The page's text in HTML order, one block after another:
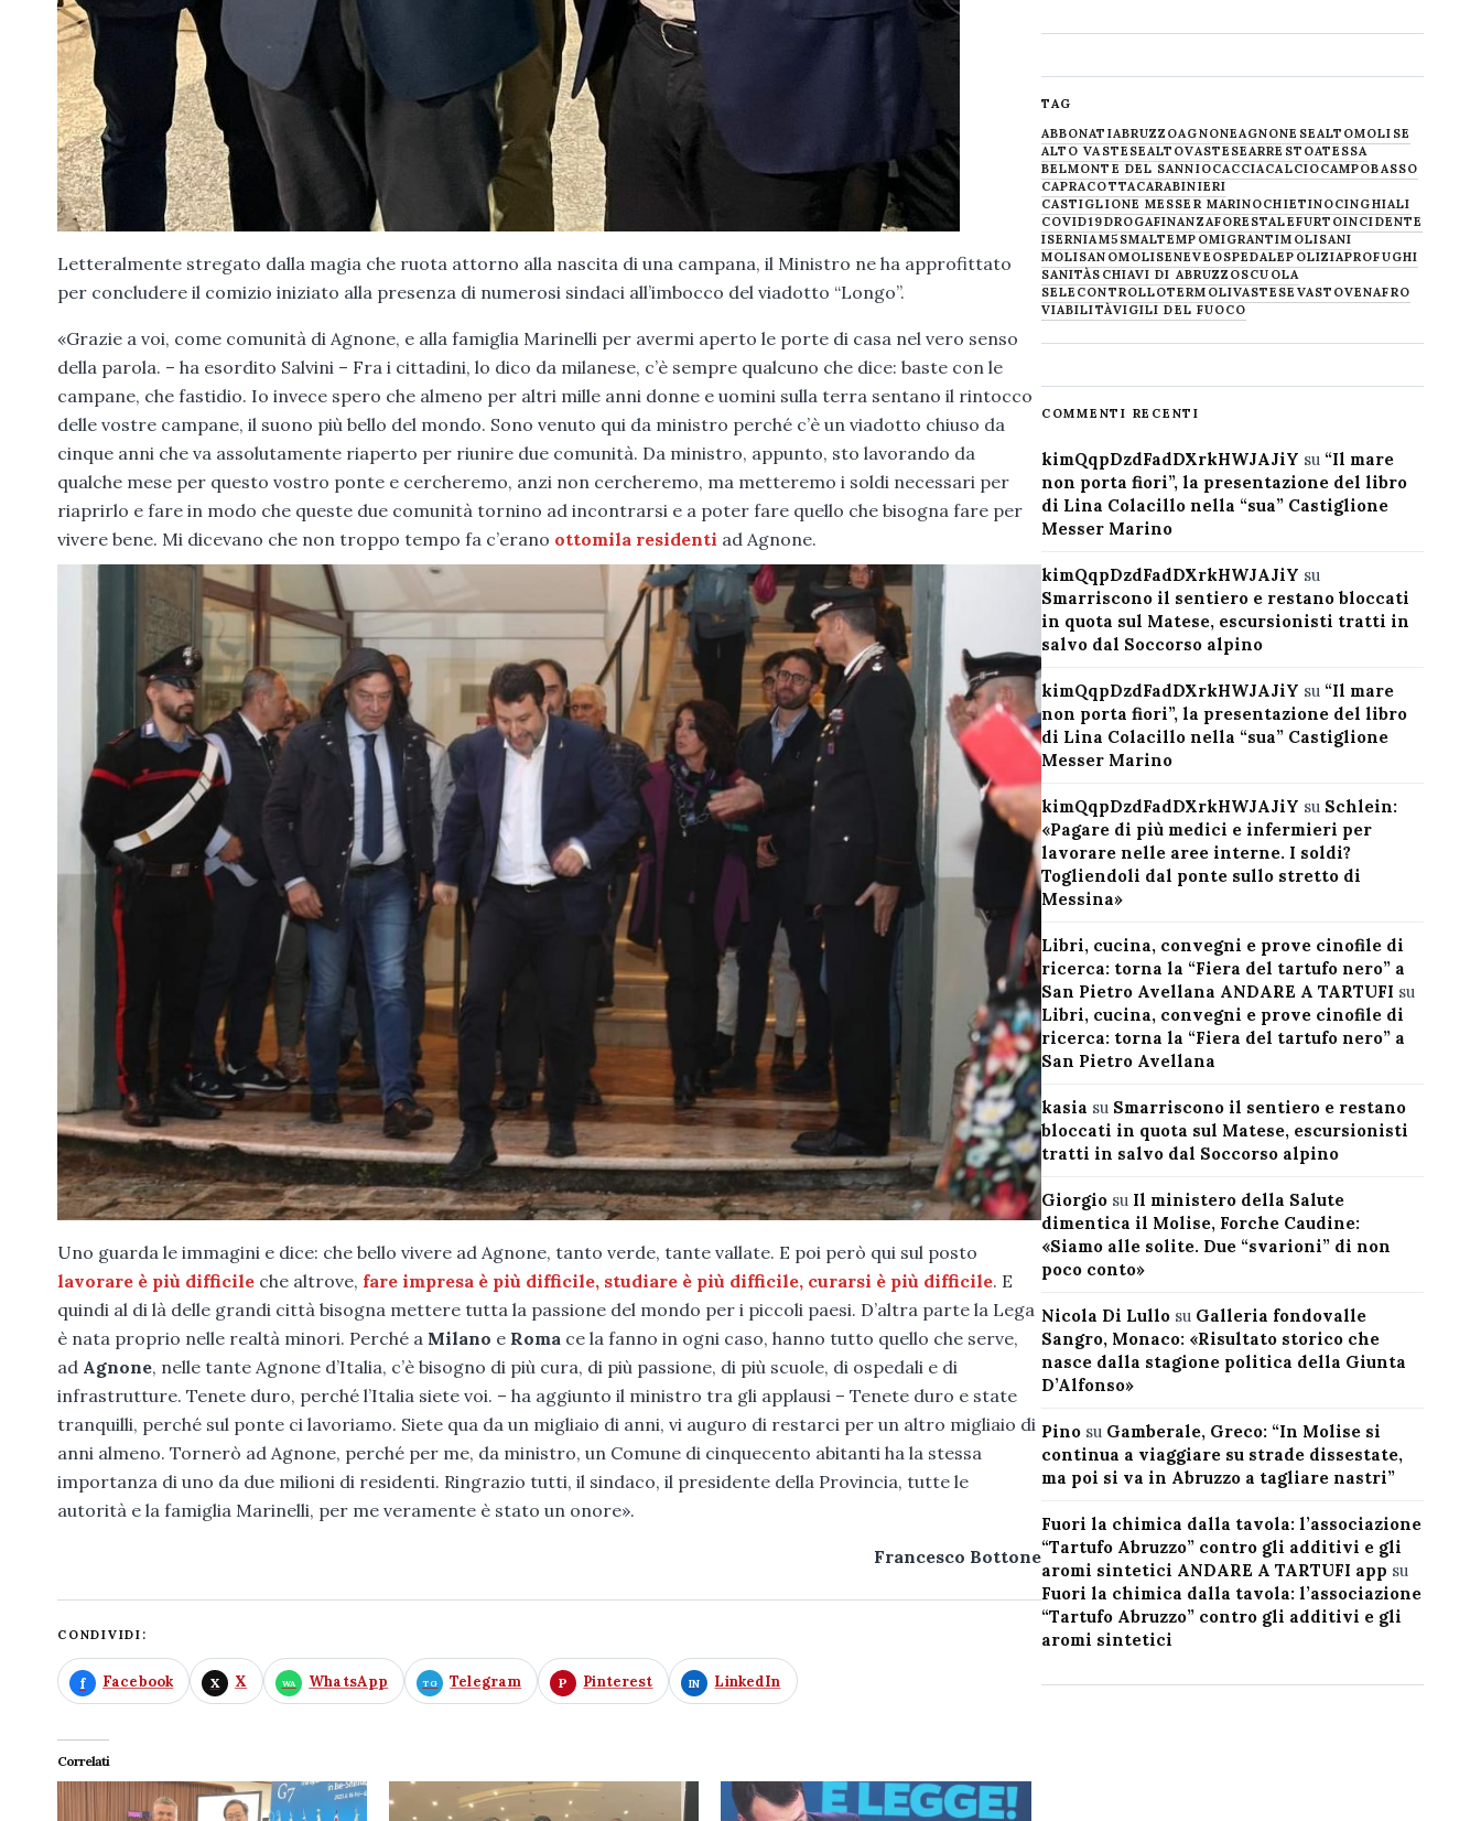
Letteralmente stregato dalla magia che ruota attorno alla nascita di una campana, il Ministro ne ha approfittato
per concludere il comizio iniziato alla presenza di numerosi sindaci all’imbocco del viadotto “Longo”.
«Grazie a voi, come comunità di Agnone, e alla famiglia Marinelli per avermi aperto le porte di casa nel vero senso
della parola. – ha esordito Salvini – Fra i cittadini, lo dico da milanese, c’è sempre qualcuno che dice: baste con le
campane, che fastidio. Io invece spero che almeno per altri mille anni donne e uomini sulla terra sentano il rintocco
delle vostre campane, il suono più bello del mondo. Sono venuto qui da ministro perché c’è un viadotto chiuso da
cinque anni che va assolutamente riaperto per riunire due comunità. Da ministro, appunto, sto lavorando da
qualche mese per questo vostro ponte e cercheremo, anzi non cercheremo, ma metteremo i soldi necessari per
riaprirlo e fare in modo che queste due comunità tornino ad incontrarsi e a poter fare quello che bisogna fare per
vivere bene. Mi dicevano che non troppo tempo fa c’erano ottomila residenti ad Agnone.
Uno guarda le immagini e dice: che bello vivere ad Agnone, tanto verde, tante vallate. E poi però qui sul posto
lavorare è più difficile che altrove, fare impresa è più difficile, studiare è più difficile, curarsi è più difficile. E
quindi al di là delle grandi città bisogna mettere tutta la passione del mondo per i piccoli paesi. D’altra parte la Lega
è nata proprio nelle realtà minori. Perché a Milano e Roma ce la fanno in ogni caso, hanno tutto quello che serve,
ad Agnone, nelle tante Agnone d’Italia, c’è bisogno di più cura, di più passione, di più scuole, di ospedali e di
infrastrutture. Tenete duro, perché l’Italia siete voi. – ha aggiunto il ministro tra gli applausi – Tenete duro e state
tranquilli, perché sul ponte ci lavoriamo. Siete qua da un migliaio di anni, vi auguro di restarci per un altro migliaio di
anni almeno. Tornerò ad Agnone, perché per me, da ministro, un Comune di cinquecento abitanti ha la stessa
importanza di uno da due milioni di residenti. Ringrazio tutti, il sindaco, il presidente della Provincia, tutte le
autorità e la famiglia Marinelli, per me veramente è stato un onore».
Francesco Bottone
CONDIVIDI:
Facebook X WhatsApp Telegram Pinterest LinkedIn
Correlati
TAG
ABBONATIABRUZZOAGNONEAGNONESEALTOMOLISE
ALTO VASTESEALTOVASTESEARRESTOATESSA
BELMONTE DEL SANNIOCACCIACALCIOCAMPOBASSO
CAPRACOTTACARABINIERI
CASTIGLIONE MESSER MARINOCHIETINOCINGHIALI
COVID19DROGAFINANZAFORESTALEFURTOINCIDENTE
ISERNIAM5SMALTEMPOMIGRANTIMOLISANI
MOLISANOMOLISENEVE OSPEDALEPOLIZIAPROFUGHI
SANITÀSCHIAVI DI ABRUZZOSCUOLA
SELECONTROLLOTERMOLIVASTESE VASTOVENAFRO
VIABILITÀVIGILI DEL FUOCO
COMMENTI RECENTI
kimQqpDzdFadDXrkHWJAJiY su “Il mare
non porta fiori”, la presentazione del libro
di Lina Colacillo nella “sua” Castiglione
Messer Marino
kimQqpDzdFadDXrkHWJAJiY su
Smarriscono il sentiero e restano bloccati
in quota sul Matese, escursionisti tratti in
salvo dal Soccorso alpino
kimQqpDzdFadDXrkHWJAJiY su “Il mare
non porta fiori”, la presentazione del libro
di Lina Colacillo nella “sua” Castiglione
Messer Marino
kimQqpDzdFadDXrkHWJAJiY su Schlein:
«Pagare di più medici e infermieri per
lavorare nelle aree interne. I soldi?
Togliendoli dal ponte sullo stretto di
Messina»
Libri, cucina, convegni e prove cinofile di
ricerca: torna la “Fiera del tartufo nero” a
San Pietro Avellana ANDARE A TARTUFI su
Libri, cucina, convegni e prove cinofile di
ricerca: torna la “Fiera del tartufo nero” a
San Pietro Avellana
kasia su Smarriscono il sentiero e restano
bloccati in quota sul Matese, escursionisti
tratti in salvo dal Soccorso alpino
Giorgiosu Il ministero della Salute
dimentica il Molise, Forche Caudine:
«Siamo alle solite. Due “svarioni” di non
poco conto»
Nicola Di Lullosu Galleria fondovalle
Sangro, Monaco: «Risultato storico che
nasce dalla stagione politica della Giunta
D’Alfonso»
Pinosu Gamberale, Greco: “In Molise si
continua a viaggiare su strade dissestate,
ma poi si va in Abruzzo a tagliare nastri”
Fuori la chimica dalla tavola: l’associazione
“Tartufo Abruzzo” contro gli additivi e gli
aromi sintetici ANDARE A TARTUFI app su
Fuori la chimica dalla tavola: l’associazione
“Tartufo Abruzzo” contro gli additivi e gli
aromi sintetici